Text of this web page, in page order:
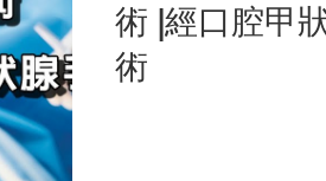
術 |經口腔甲
術